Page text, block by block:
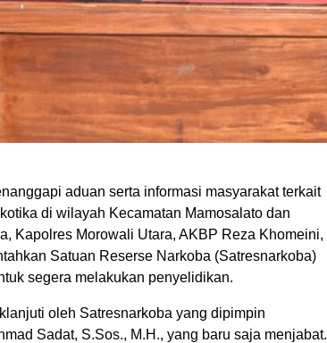
aduan serta informasi masyarakat terkait
di wilayah Kecamatan Mamosalato dan
Kapolres Morowali Utara, AKBP Reza Khomeini,
Satuan Reserse Narkoba (Satresnarkoba)
segera melakukan penyelidikan.
oleh Satresnarkoba yang dipimpin
Sadat, S.Sos., M.H., yang baru saja menjabat.